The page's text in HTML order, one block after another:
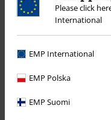
Please click
International
EMP International
EMP Polska
EMP Suomi